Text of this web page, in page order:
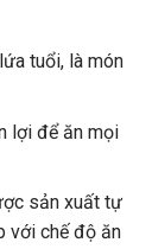
tuổi, là món
lợi để ăn mọi
sản xuất tự
với chế độ ăn